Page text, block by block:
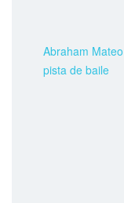
Abraham
pista de baile